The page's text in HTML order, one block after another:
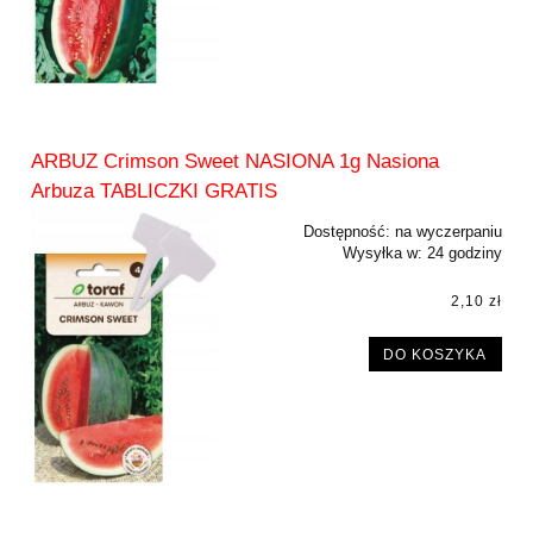
ARBUZ Crimson Sweet NASIONA 1g Nasiona
Arbuza TABLICZKI GRATIS
Dostępność: na wyczerpaniu
Wysyłka w: 24 godziny
2,10 zł
DO KOSZYKA